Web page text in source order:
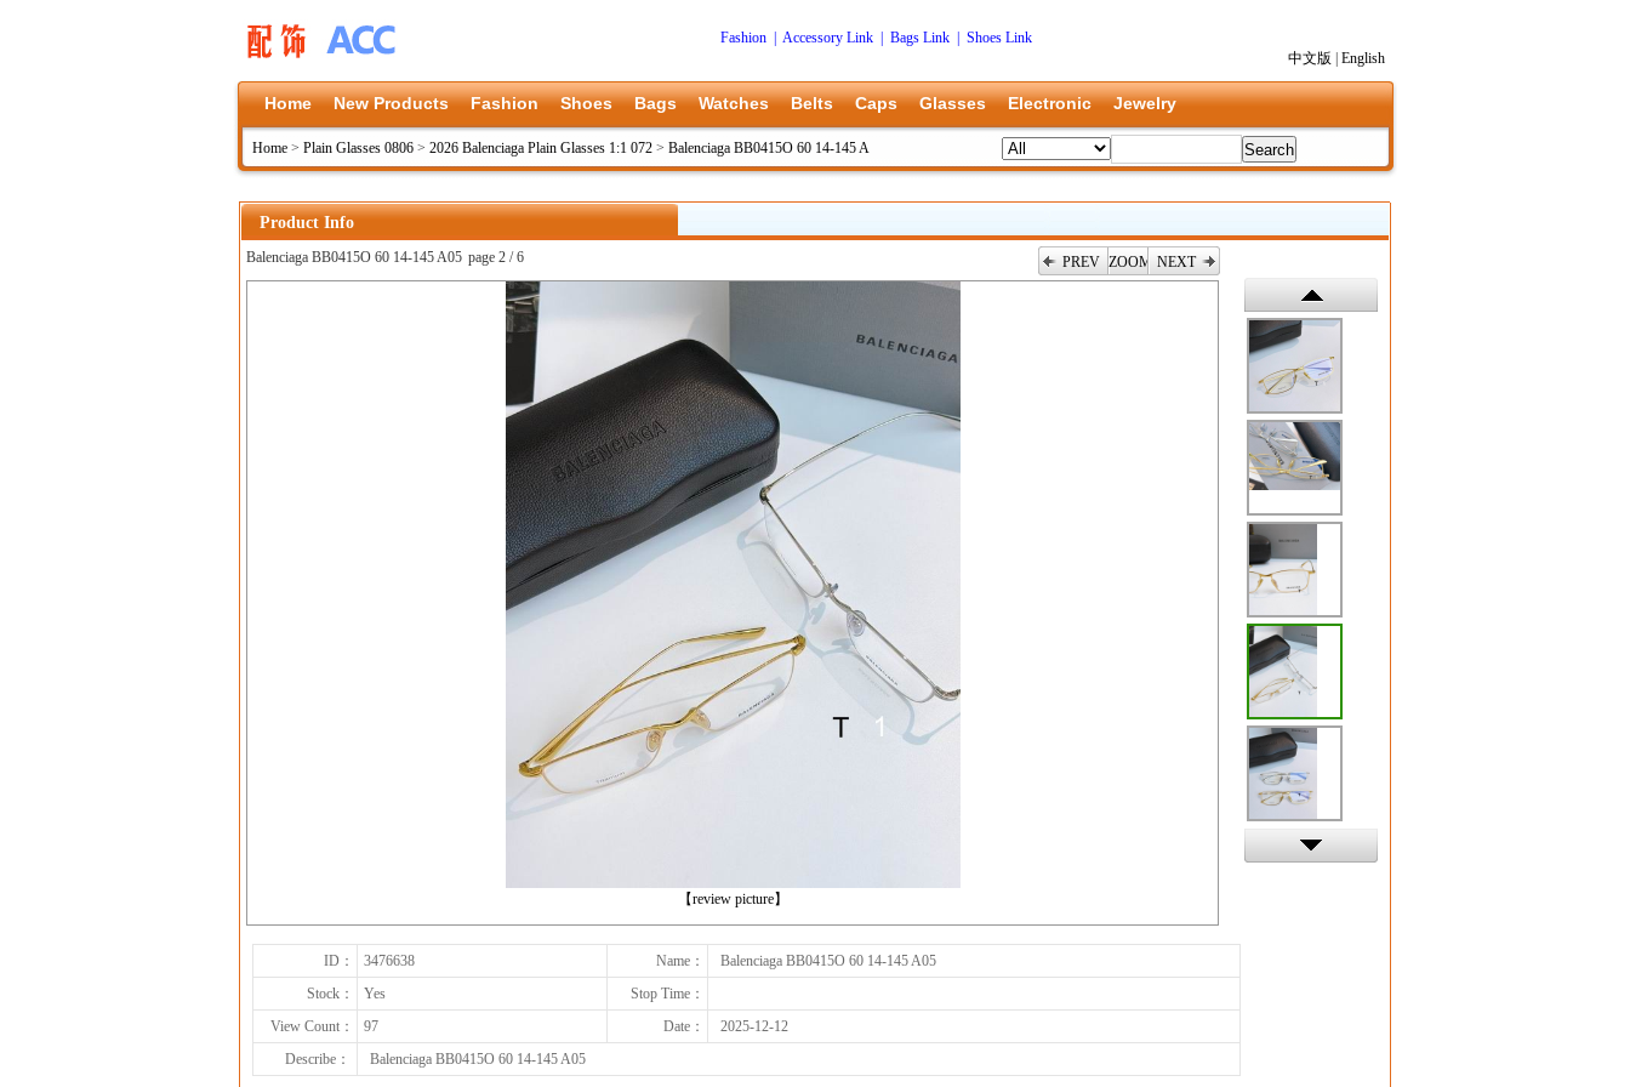
Fashion Accessory Link Bags Link
Shoes Link
中文版
English
Home New Products Fashion Shoes Bags Watches Belts Caps Glasses Electronic Jewelry
Home > Plain Glasses 0806 > 2026 Balenciaga Plain Glasses 1:1 072 > Balenciaga BB0415O 60 14-145 A
Product Info
Balenciaga BB0415O 60 14-145 A05 page 2 / 6 PREV ZOOM NEXT
【review picture】
ID： 3476638 Name：
Balenciaga BB0415O 60 14-145 A05
Stock：
Yes
Stop Time：
View Count：
97 Date：
2025-12-12
Describe：
Balenciaga BB0415O 60 14-145 A05